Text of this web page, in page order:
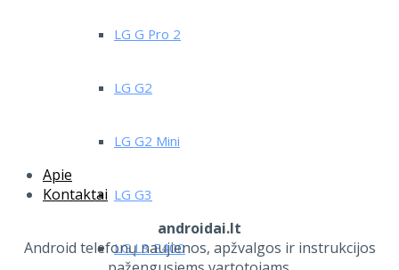
LG G Pro 2
LG G2
LG G2 Mini
LG G3
LG L3 E400
Apie
Kontaktai
androidai.lt
Android telefonų naujienos, apžvalgos ir instrukcijos